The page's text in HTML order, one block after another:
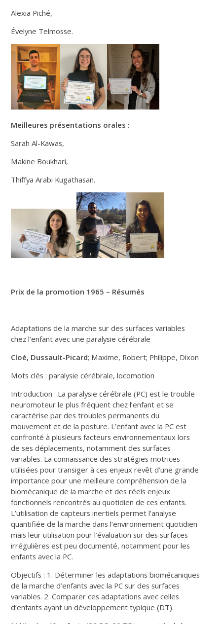
Alexia Piché,
Évelyne Telmosse.
Meilleures présentations orales :
Sarah Al-Kawas,
Makine Boukhari,
Thiffya Arabi Kugathasan.
Prix de la promotion 1965 – Résumés
Adaptations de la marche sur des surfaces variables
chez l’enfant avec une paralysie cérébrale
Cloé, Dussault-Picard; Maxime, Robert; Philippe, Dixon
Mots clés : paralysie cérébrale, locomotion
Introduction : La paralysie cérébrale (PC) est le trouble
neuromoteur le plus fréquent chez l’enfant et se
caractérise par des troubles permanents du
mouvement et de la posture. L’enfant avec la PC est
confronté à plusieurs facteurs environnementaux lors
de ses déplacements, notamment des surfaces
variables. La connaissance des stratégies motrices
utilisées pour transiger à ces enjeux revêt d’une grande
importance pour une meilleure compréhension de la
biomécanique de la marche et des réels enjeux
fonctionnels rencontrés au quotidien de ces enfants.
L’utilisation de capteurs inertiels permet l’analyse
quantifiée de la marche dans l’environnement quotidien
mais leur utilisation pour l’évaluation sur des surfaces
irrégulières est peu documenté, notamment pour les
enfants avec la PC.
Objectifs : 1. Déterminer les adaptations biomécaniques
de la marche d’enfants avec la PC sur des surfaces
variables. 2. Comparer ces adaptations avec celles
d’enfants ayant un développement typique (DT).